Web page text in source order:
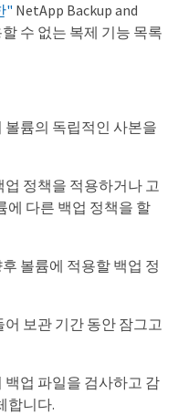
" NetApp Backup and
수 없는 복제 기능 목록
륨의 독립적인 사본을
정책을 적용하거나 고
에 다른 백업 정책을 할
볼륨에 적용할 백업 정
보관 기간 동안 잠그고
업 파일을 검사하고 감
합니다.